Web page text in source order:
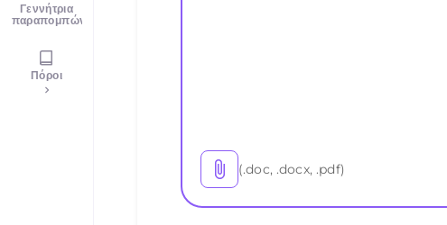
Γεννήτρια
παραπομπών
Πόροι
(.doc, .docx, .pdf)